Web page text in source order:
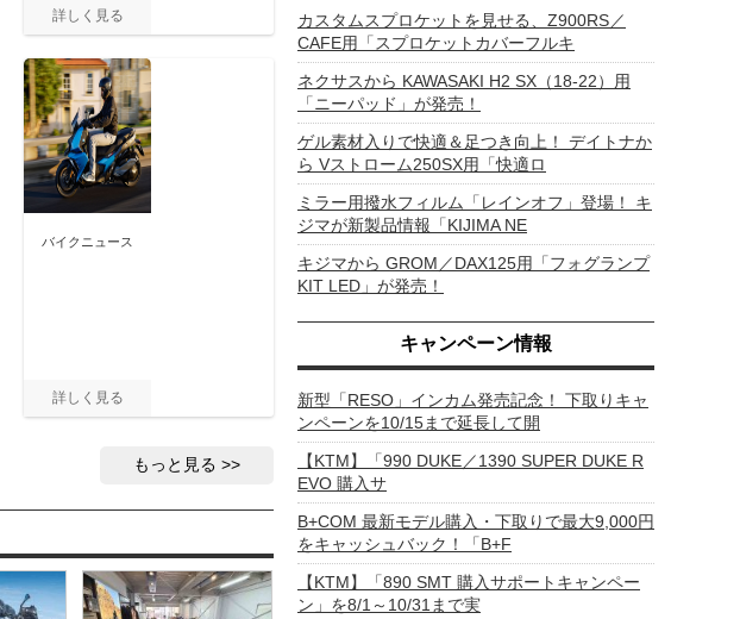
バイクニュース
もっと見る
カスタムスプロケットを見せる、Z900RS／
CAFE用「スプロケットカバーフルキ
ネクサスから KAWASAKI H2 SX（18-22）用
「ニーパッド」が発売！
ゲル素材入りで快適＆足つき向上！ デイトナか
ら Vストローム250SX用「快適ロ
ミラー用撥水フィルム「レインオフ」登場！ キ
ジマが新製品情報「KIJIMA NE
キジマから GROM／DAX125用「フォグランプ
KIT LED」が発売！
キャンペーン情報
新型「RESO」インカム発売記念！ 下取りキャ
ンペーンを10/15まで延長して開
【KTM】「990 DUKE／1390 SUPER DUKE R
EVO 購入サ
B+COM 最新モデル購入・下取りで最大9,000円
をキャッシュバック！「B+F
【KTM】「890 SMT 購入サポートキャンペー
ン」を8/1～10/31まで実